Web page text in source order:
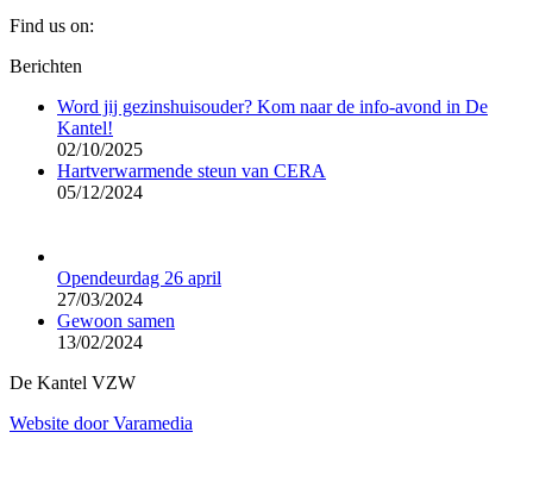
Find us on:
Facebook
opens
window
Berichten
Word jij gezinshuisouder? Kom naar de info-avond in De
Kantel!
02/10/2025
Hartverwarmende steun van CERA
05/12/2024
Opendeurdag 26 april
27/03/2024
Gewoon samen
13/02/2024
De Kantel VZW
Website door Varamedia